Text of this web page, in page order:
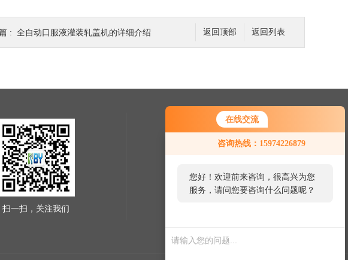
在线交流
咨询热线：15974226879
您好！欢迎前来咨询，很高兴为您
服务，请问您要咨询什么问题呢？
返回列表
返回顶部
: 全自动口服液灌装轧盖机的详细介绍
扫一扫，关注我们
联系我们
0731-84481792